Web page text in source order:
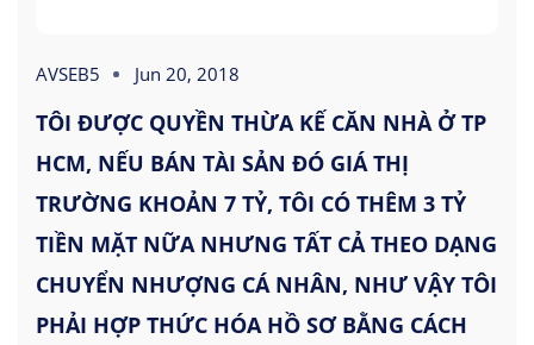
AVSEB5 Jun 20, 2018
TÔI ĐƯỢC QUYỀN THỪA KẾ CĂN NHÀ Ở TP
HCM, NẾU BÁN TÀI SẢN ĐÓ GIÁ THỊ
TRƯỜNG KHOẢN 7 TỶ, TÔI CÓ THÊM 3 TỶ
TIỀN MẶT NỮA NHƯNG TẤT CẢ THEO DẠNG
CHUYỂN NHƯỢNG CÁ NHÂN, NHƯ VẬY TÔI
PHẢI HỢP THỨC HÓA HỒ SƠ BẰNG CÁCH